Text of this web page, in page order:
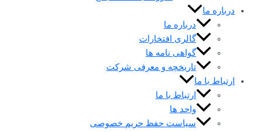
درباره ما
درباره ما
گالری افتخارات
گواهی نامه ها
تاریخچه و معرفی شرکت
ارتباط با ما
ارتباط با ما
واحد ها
سیاست حفظ حریم خصوصی